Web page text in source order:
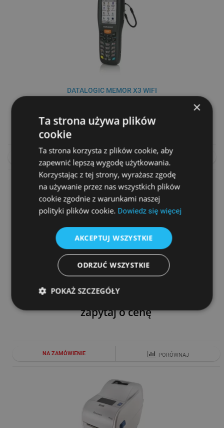
DATALOGIC MEMOR X3 WIFI
zapytaj o cenę
PORÓWNAJ
INTERMEC CK3R
zapytaj o cenę
NA ZAMÓWIENIE PORÓWNAJ
×
Ta strona używa plików
cookie
Ta strona korzysta z plików cookie, aby
zapewnić lepszą wygodę użytkowania.
Korzystając z tej strony, wyrażasz zgodę
na używanie przez nas wszystkich plików
cookie zgodnie z warunkami naszej
polityki plików cookie. Dowiedz się więcej
AKCEPTUJ WSZYSTKIE
ODRZUĆ WSZYSTKIE
POKAŻ SZCZEGÓŁY